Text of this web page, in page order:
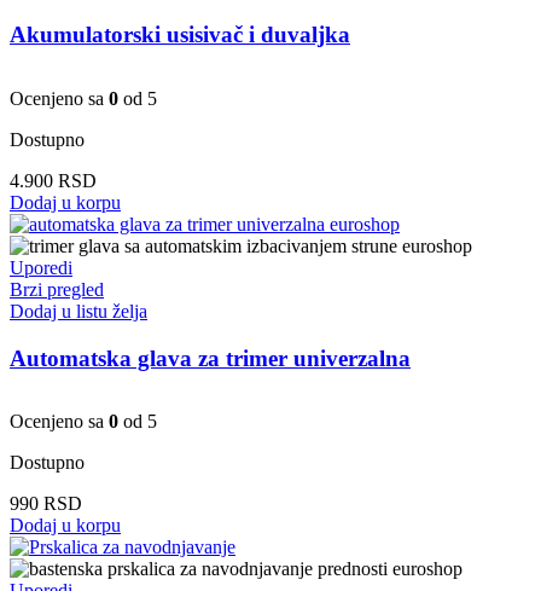
Akumulatorski usisivač i duvaljka
Ocenjeno sa 0 od 5
Dostupno
4.900 RSD
Dodaj u korpu
Uporedi
Brzi pregled
Dodaj u listu želja
Automatska glava za trimer univerzalna
Ocenjeno sa 0 od 5
Dostupno
990 RSD
Dodaj u korpu